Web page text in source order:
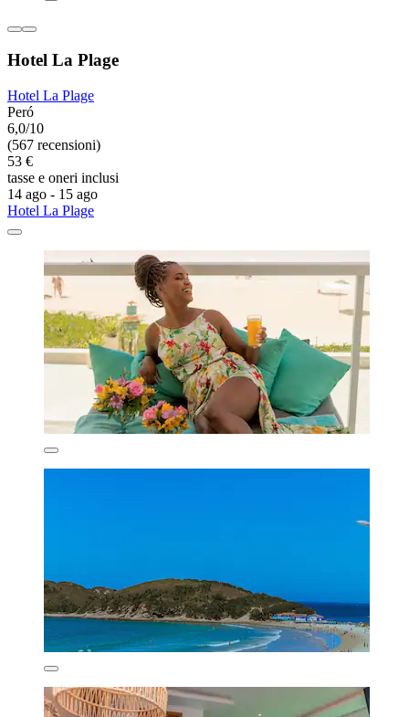
Hotel La Plage
Hotel La Plage
Peró
6,0/10
(567 recensioni)
53 €
tasse e oneri inclusi
14 ago - 15 ago
Hotel La Plage